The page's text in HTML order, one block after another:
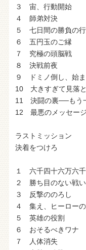
３ 宙、行動開始
４ 師弟対決
５ 七日間の勝負の
６ 五円玉のご縁
７ 究極の頭脳戦
８ 決戦前夜
９ ドミノ倒し、始
10 大きすぎて見落
11 決闘の裏──もう
12 最悪のメッセージ
ラストミッション
決着をつけろ
１ 六千四十六万六
２ 勝ち目のない戦い
３ 反撃ののろし
４ 集え、ヒーロー
５ 英雄の役割
６ おそるべきワナ
７ 人体消失